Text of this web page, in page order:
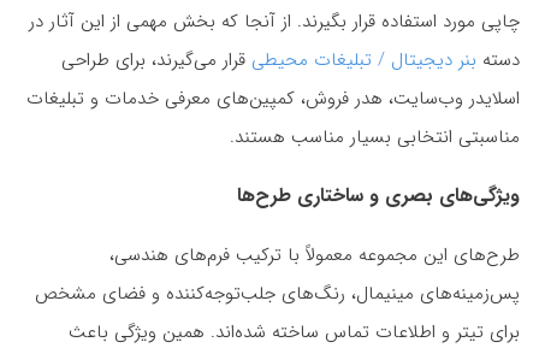
چاپی مورد استفاده قرار بگیرند. از آنجا که بخش مهمی از این آثار در
دسته بنر دیجیتال / تبلیغات محیطی قرار می‌گیرند، برای طراحی
اسلایدر وب‌سایت، هدر فروش، کمپین‌های معرفی خدمات و تبلیغات
مناسبتی انتخابی بسیار مناسب هستند.
ویژگی‌های بصری و ساختاری طرح‌ها
طرح‌های این مجموعه معمولاً با ترکیب فرم‌های هندسی،
پس‌زمینه‌های مینیمال، رنگ‌های جلب‌توجه‌کننده و فضای مشخص
برای تیتر و اطلاعات تماس ساخته شده‌اند. همین ویژگی باعث